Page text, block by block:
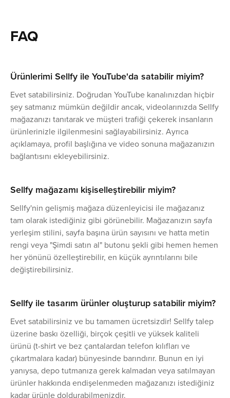
FAQ
Ürünlerimi Sellfy ile YouTube'da satabilir miyim?
Evet satabilirsiniz. Doğrudan YouTube kanalınızdan hiçbir
şey satmanız mümkün değildir ancak, videolarınızda Sellfy
mağazanızı tanıtarak ve müşteri trafiği çekerek insanların
ürünlerinizle ilgilenmesini sağlayabilirsiniz. Ayrıca
açıklamaya, profil başlığına ve video sonuna mağazanızın
bağlantısını ekleyebilirsiniz.
Sellfy mağazamı kişiselleştirebilir miyim?
Sellfy'nin gelişmiş mağaza düzenleyicisi ile mağazanız
tam olarak istediğiniz gibi görünebilir. Mağazanızın sayfa
yerleşim stilini, sayfa başına ürün sayısını ve hatta metin
rengi veya "Şimdi satın al" butonu şekli gibi hemen hemen
her yönünü özelleştirebilir, en küçük ayrıntılarını bile
değiştirebilirsiniz.
Sellfy ile tasarım ürünler oluşturup satabilir miyim?
Evet satabilirsiniz ve bu tamamen ücretsizdir! Sellfy talep
üzerine baskı özelliği, birçok çeşitli ve yüksek kaliteli
ürünü (t-shirt ve bez çantalardan telefon kılıfları ve
çıkartmalara kadar) bünyesinde barındırır. Bunun en iyi
yanıysa, depo tutmanıza gerek kalmadan veya satılmayan
ürünler hakkında endişelenmeden mağazanızı istediğiniz
kadar ürünle doldurabilmenizdir.